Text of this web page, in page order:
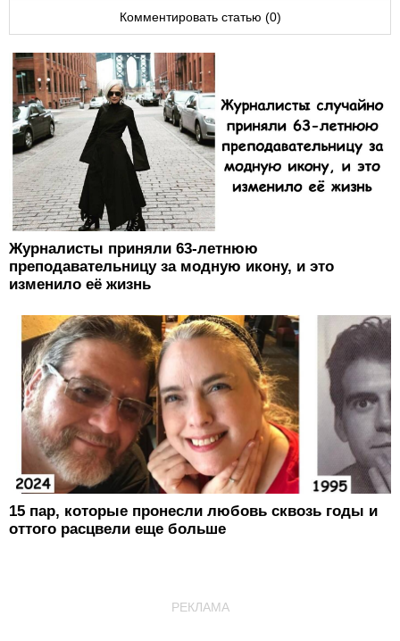
Комментировать статью (0)
Журналисты приняли 63-летнюю
преподавательницу за модную икону, и это
изменило её жизнь
15 пар, которые пронесли любовь сквозь годы и
оттого расцвели еще больше
РЕКЛАМА